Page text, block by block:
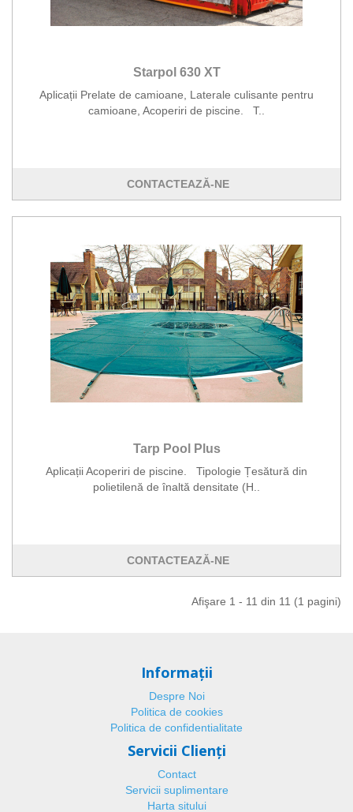
Starpol 630 XT
Aplicații Prelate de camioane, Laterale culisante pentru
camioane, Acoperiri de piscine. T..
CONTACTEAZĂ-NE
Tarp Pool Plus
Aplicații Acoperiri de piscine. Tipologie Țesătură din
polietilenă de înaltă densitate (H..
CONTACTEAZĂ-NE
Afişare 1 - 11 din 11 (1 pagini)
Informaţii
Despre Noi
Politica de cookies
Politica de confidentialitate
Servicii Clienţi
Contact
Servicii suplimentare
Harta sitului